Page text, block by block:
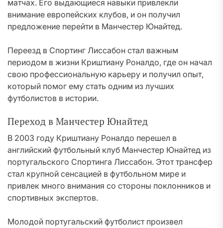
матчах. Его выдающиеся навыки привлекли
внимание европейских клубов, и он получил
предложение перейти в Манчестер Юнайтед.
Переезд в Спортинг Лиссабон стал важным
периодом в жизни Криштиану Роналдо, где он начал
свою профессиональную карьеру и получил опыт,
который помог ему стать одним из лучших
футболистов в истории.
Переход в Манчестер Юнайтед
В 2003 году Криштиану Роналдо перешел в
английский футбольный клуб Манчестер Юнайтед из
португальского Спортинга Лиссабон. Этот трансфер
стал крупной сенсацией в футбольном мире и
привлек много внимания со стороны поклонников и
спортивных экспертов.
Молодой португальский футболист произвел